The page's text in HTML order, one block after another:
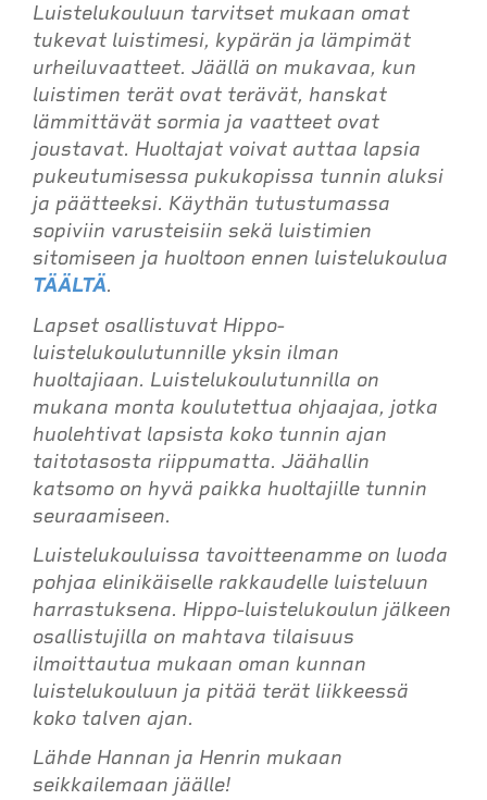
Luistelukouluun tarvitset mukaan omat
tukevat luistimesi, kypärän ja lämpimät
urheiluvaatteet. Jäällä on mukavaa, kun
luistimen terät ovat terävät, hanskat
lämmittävät sormia ja vaatteet ovat
joustavat. Huoltajat voivat auttaa lapsia
pukeutumisessa pukukopissa tunnin aluksi
ja päätteeksi. Käythän tutustumassa
sopiviin varusteisiin sekä luistimien
sitomiseen ja huoltoon ennen luistelukoulua
TÄÄLTÄ.
Lapset osallistuvat Hippo-
luistelukoulutunnille yksin ilman
huoltajiaan. Luistelukoulutunnilla on
mukana monta koulutettua ohjaajaa, jotka
huolehtivat lapsista koko tunnin ajan
taitotasosta riippumatta. Jäähallin
katsomo on hyvä paikka huoltajille tunnin
seuraamiseen.
Luistelukouluissa tavoitteenamme on luoda
pohjaa elinikäiselle rakkaudelle luisteluun
harrastuksena. Hippo-luistelukoulun jälkeen
osallistujilla on mahtava tilaisuus
ilmoittautua mukaan oman kunnan
luistelukouluun ja pitää terät liikkeessä
koko talven ajan.
Lähde Hannan ja Henrin mukaan
seikkailemaan jäälle!